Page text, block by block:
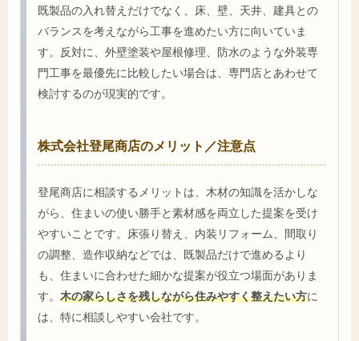
既製品の入れ替えだけでなく、床、壁、天井、建具との
バランスを考えながら工事を進めたい方に向いていま
す。反対に、外壁塗装や屋根修理、防水のような外装専
門工事を最優先に比較したい場合は、専門店とあわせて
検討するのが現実的です。
株式会社登尾商店のメリット／注意点
登尾商店に相談するメリットは、木材の知識を活かしな
がら、住まいの使い勝手と素材感を両立した提案を受け
やすいことです。床張り替え、内装リフォーム、間取り
の調整、造作収納などでは、既製品だけで進めるより
も、住まいに合わせた細かな提案が役立つ場面がありま
す。 木の家らしさを残しながら住みやすく整えたい方に
は、特に相談しやすい会社です。